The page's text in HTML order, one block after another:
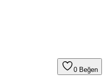
0 Beğen